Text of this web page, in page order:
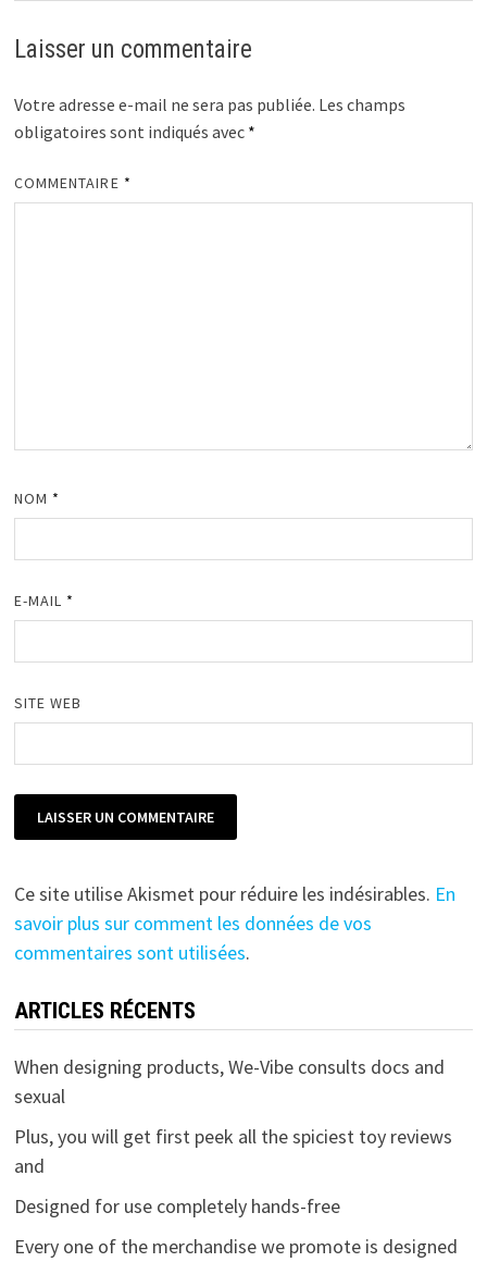
Laisser un commentaire
Votre adresse e-mail ne sera pas publiée. Les champs
obligatoires sont indiqués avec *
COMMENTAIRE *
NOM *
E-MAIL *
SITE WEB
Ce site utilise Akismet pour réduire les indésirables. En
savoir plus sur comment les données de vos
commentaires sont utilisées.
ARTICLES RÉCENTS
When designing products, We-Vibe consults docs and
sexual
Plus, you will get first peek all the spiciest toy reviews
and
Designed for use completely hands-free
Every one of the merchandise we promote is designed